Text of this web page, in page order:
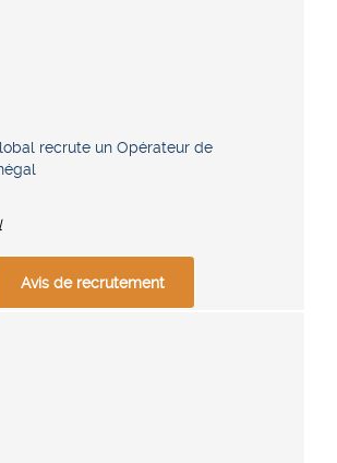
recrute un Opérateur de
Avis de recrutement